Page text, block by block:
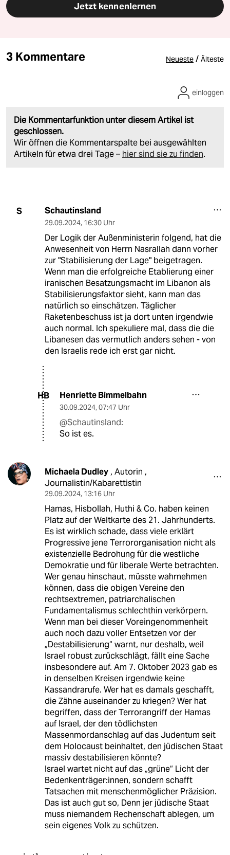
Jetzt kennenlernen
3 Kommentare Neueste / Älteste
Die Kommentarfunktion unter diesem Artikel ist
geschlossen.
Wir öffnen die Kommentarspalte bei ausgewählten
Artikeln für etwa drei Tage – hier sind sie zu finden.
einloggen
S Schautinsland
29.09.2024, 16:30 Uhr
Der Logik der Außenministerin folgend, hat die
Anwesenheit von Herrn Nasrallah dann vorher
zur "Stabilisierung der Lage" beigetragen.
Wenn man die erfolgreiche Etablierung einer
iranischen Besatzungsmacht im Libanon als
Stabilisierungsfaktor sieht, kann man das
natürlich so einschätzen. Täglicher
Raketenbeschuss ist ja dort unten irgendwie
auch normal. Ich spekuliere mal, dass die die
Libanesen das vermutlich anders sehen - von
den Israelis rede ich erst gar nicht.
HB Henriette Bimmelbahn
30.09.2024, 07:47 Uhr
@Schautinsland:
So ist es.
Michaela Dudley, Autorin ,
Journalistin/Kabarettistin
29.09.2024, 13:16 Uhr
Hamas, Hisbollah, Huthi & Co. haben keinen
Platz auf der Weltkarte des 21. Jahrhunderts.
Es ist wirklich schade, dass viele erklärt
Progressive jene Terrororganisation nicht als
existenzielle Bedrohung für die westliche
Demokratie und für liberale Werte betrachten.
Wer genau hinschaut, müsste wahrnehmen
können, dass die obigen Vereine den
rechtsextremen, patriarchalischen
Fundamentalismus schlechthin verkörpern.
Wenn man bei dieser Voreingenommenheit
auch noch dazu voller Entsetzen vor der
„Destabilisierung“ warnt, nur deshalb, weil
Israel robust zurückschlägt, fällt eine Sache
insbesondere auf. Am 7. Oktober 2023 gab es
in denselben Kreisen irgendwie keine
Kassandrarufe. Wer hat es damals geschafft,
die Zähne auseinander zu kriegen? Wer hat
begriffen, dass der Terrorangriff der Hamas
auf Israel, der den tödlichsten
Massenmordanschlag auf das Judentum seit
dem Holocaust beinhaltet, den jüdischen Staat
massiv destabilisieren könnte?
Israel wartet nicht auf das „grüne“ Licht der
Bedenkenträger:innen, sondern schafft
Tatsachen mit menschenmöglicher Präzision.
Das ist auch gut so, Denn jer jüdische Staat
muss niemandem Rechenschaft ablegen, um
sein eigenes Volk zu schützen.